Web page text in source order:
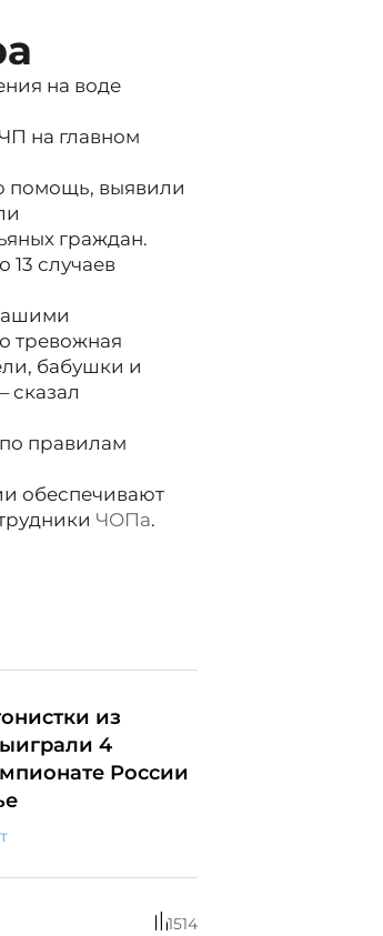
на воде
на главном
помощь, выявили
граждан.
13 случаев
тревожная
бабушки и
сказал
правилам
обеспечивают
ЧОПа.
из
4
России
1514